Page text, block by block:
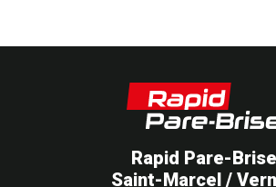
Rapid Pare-Brise
Saint-Marcel /